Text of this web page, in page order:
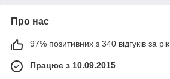
Про нас
97% позитивних з 340 відгуків за рік
Працює з 10.09.2015